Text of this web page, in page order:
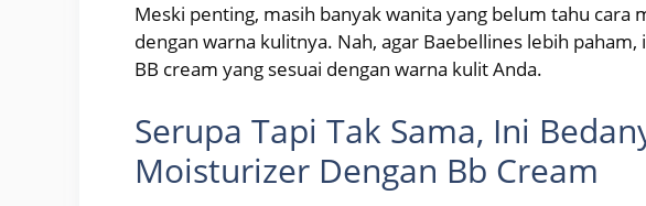
Meski penting, masih banyak wanita yang belum tahu cara
dengan warna kulitnya. Nah, agar Baebellines lebih
BB cream yang sesuai dengan warna kulit Anda.
Serupa Tapi Tak Sama, Ini
Moisturizer Dengan Bb Cream